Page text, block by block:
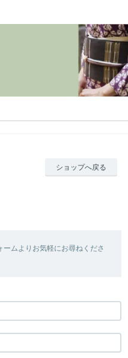
ショップへ戻る
ムよりお気軽にお尋ねくださ